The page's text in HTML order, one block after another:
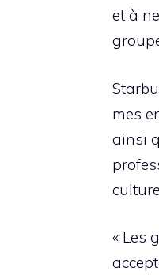
et à
mes
ainsi
« Les